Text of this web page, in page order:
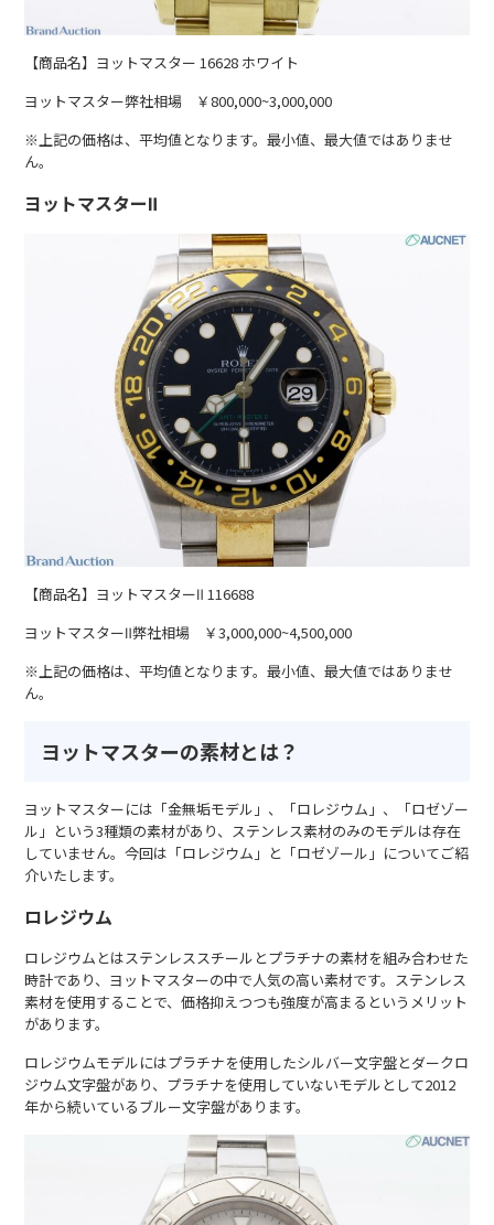
【商品名】ヨットマスター 16628 ホワイト
ヨットマスター弊社相場 ￥800,000~3,000,000
※上記の価格は、平均値となります。最小値、最大値ではありませ
ん。
ヨットマスターⅡ
【商品名】ヨットマスターⅡ 116688
ヨットマスターⅡ弊社相場 ￥3,000,000~4,500,000
※上記の価格は、平均値となります。最小値、最大値ではありませ
ん。
ヨットマスターの素材とは？
ヨットマスターには「金無垢モデル」、「ロレジウム」、「ロゼゾー
ル」という3種類の素材があり、ステンレス素材のみのモデルは存在
していません。今回は「ロレジウム」と「ロゼゾール」についてご紹
介いたします。
ロレジウム
ロレジウムとはステンレススチールとプラチナの素材を組み合わせた
時計であり、ヨットマスターの中で人気の高い素材です。ステンレス
素材を使用することで、価格抑えつつも強度が高まるというメリット
があります。
ロレジウムモデルにはプラチナを使用したシルバー文字盤とダークロ
ジウム文字盤があり、プラチナを使用していないモデルとして2012
年から続いているブルー文字盤があります。